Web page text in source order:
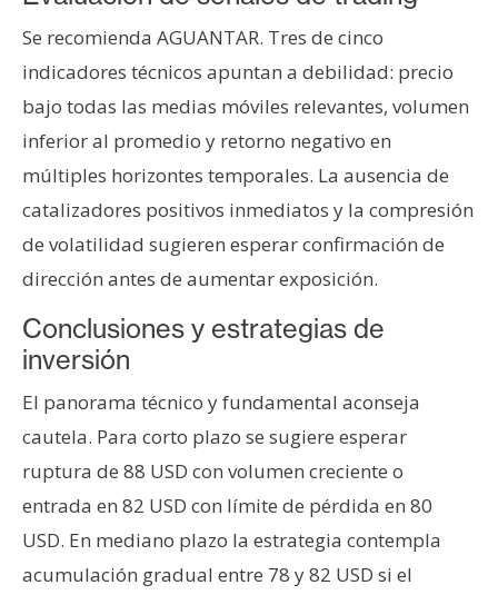
Se recomienda AGUANTAR. Tres de cinco
indicadores técnicos apuntan a debilidad: precio
bajo todas las medias móviles relevantes, volumen
inferior al promedio y retorno negativo en
múltiples horizontes temporales. La ausencia de
catalizadores positivos inmediatos y la compresión
de volatilidad sugieren esperar confirmación de
dirección antes de aumentar exposición.
Conclusiones y estrategias de
inversión
El panorama técnico y fundamental aconseja
cautela. Para corto plazo se sugiere esperar
ruptura de 88 USD con volumen creciente o
entrada en 82 USD con límite de pérdida en 80
USD. En mediano plazo la estrategia contempla
acumulación gradual entre 78 y 82 USD si el